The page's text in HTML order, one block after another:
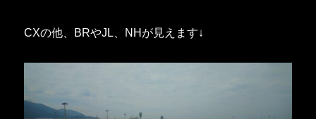
CXの他、BRやJL、NHが見えます↓